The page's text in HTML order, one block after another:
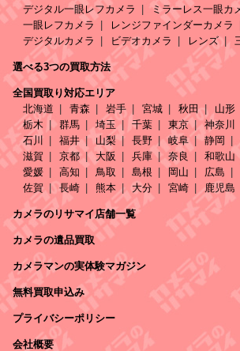
デジタル一眼レフカメラ
ミラーレス一眼カ
一眼レフカメラ
レンジファインダーカメラ
デジタルカメラ
ビデオカメラ レンズ
選べる3つの買取方法
全国買取り対応エリア
北海道
青森 岩手 宮城 秋田 山形
栃木
群馬 埼玉 千葉 東京 神奈川
石川
福井 山梨 長野 岐阜 静岡
滋賀
京都 大阪 兵庫 奈良 和歌山
愛媛
高知 鳥取 島根 岡山 広島
佐賀
長崎 熊本 大分 宮崎 鹿児島
カメラのリサマイ店舗一覧
カメラの遺品買取
カメラマンの実体験マガジン
無料買取申込み
プライバシーポリシー
会社概要